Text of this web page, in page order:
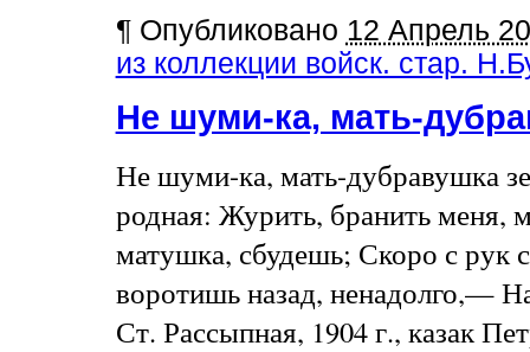
¶ Опубликовано 12 Апрель
из коллекции войск. стар.
Не шуми-ка, мать-
Не шуми-ка, мать-дубравушка
родная: Журить, бранить
матушка, сбудешь; Скоро с рук
воротишь назад, ненадолго,—
Ст. Рассыпная, 1904 г., казак